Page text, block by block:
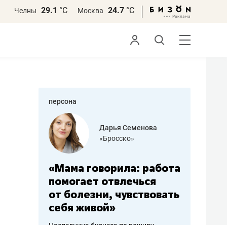
Челны 29.1 °С Москва 24.7 °С
персона
Дарья Семенова
«Бросско»
«Мама говорила: работа
помогает отвлечься
от болезни, чувствовать
себя живой»